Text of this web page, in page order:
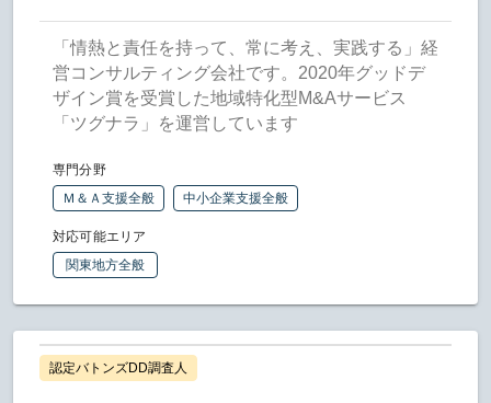
「情熱と責任を持って、常に考え、実践する」経
営コンサルティング会社です。2020年グッドデ
ザイン賞を受賞した地域特化型M&Aサービス
「ツグナラ」を運営しています
専門分野
Ｍ＆Ａ支援全般
中小企業支援全般
対応可能エリア
関東地方全般
認定バトンズDD調査人